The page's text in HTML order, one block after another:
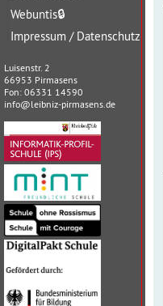
Webuntis🔒
Impressum / Datenschutz
Luisenstr. 2
66953 Pirmasens
Fon: 06331 14590
info@leibniz-pirmasens.de